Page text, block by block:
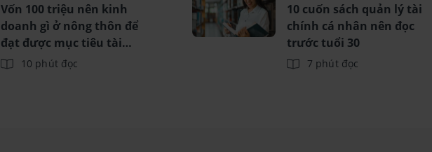
Vốn 100 triệu nên kinh
doanh gì ở nông thôn để
đạt được mục tiêu tài
chính?10 phút đọc
10 cuốn sách quản lý tài
chính cá nhân nên đọc
trước tuổi 30
7 phút đọc